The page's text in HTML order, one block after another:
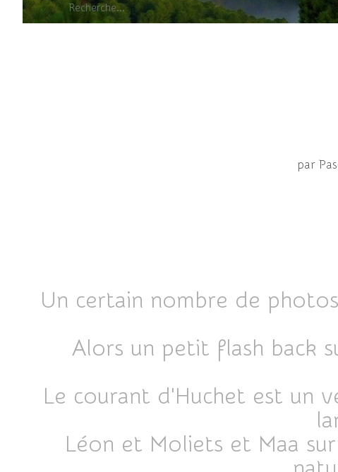
par
Un certain nombre de
Alors un petit flash back
Le courant d'Huchet est un
Léon et Moliets et Maa